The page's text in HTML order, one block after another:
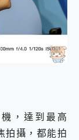
，達到最高
拍攝，都能拍